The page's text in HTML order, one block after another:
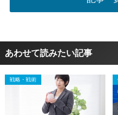
あわせて読みたい記事
戦略・戦術